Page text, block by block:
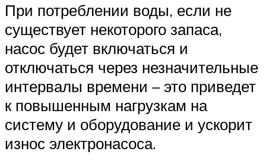
При потреблении воды, если не
существует некоторого запаса,
насос будет включаться и
отключаться через незначительные
интервалы времени – это приведет
к повышенным нагрузкам на
систему и оборудование и ускорит
износ электронасоса.